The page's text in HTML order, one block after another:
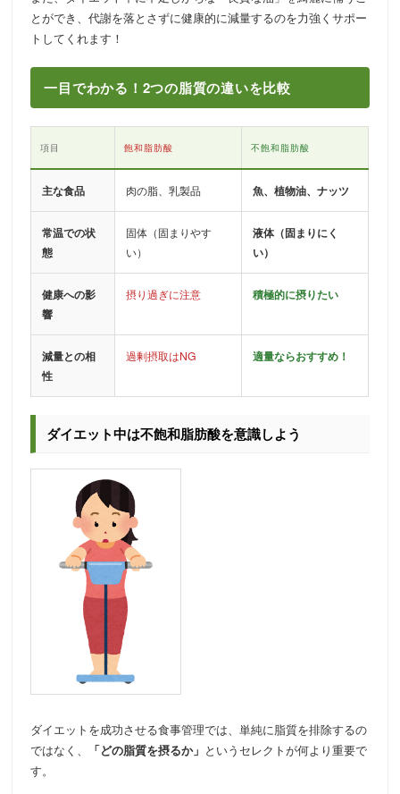
とができ、代謝を落とさずに健康的に減量するのを力強くサポー
トしてくれます！
一目でわかる！2つの脂質の違いを比較
項目 飽和脂肪酸 不飽和脂肪酸
主な食品 肉の脂、乳製品 魚、植物油、ナッツ
常温での状
態
固体（固まりやす
い）
液体（固まりにく
い）
健康への影
響
摂り過ぎに注意 積極的に摂りたい
減量との相
性
過剰摂取はNG 適量ならおすすめ！
ダイエット中は不飽和脂肪酸を意識しよう
ダイエットを成功させる食事管理では、単純に脂質を排除するの
ではなく、
「どの脂質を摂るか」 というセレクトが何より重要で
す。